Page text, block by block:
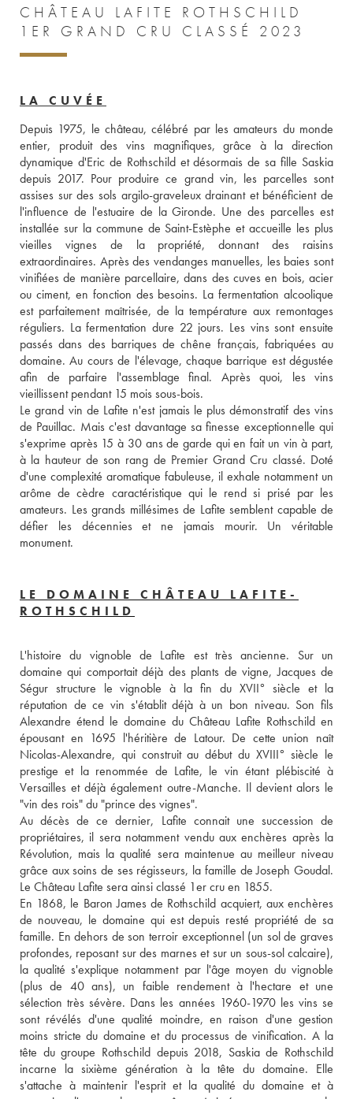
CHÂTEAU LAFITE ROTHSCHILD
1ER GRAND CRU CLASSÉ 2023
LA CUVÉE
Depuis 1975, le château, célébré par les amateurs du monde
entier, produit des vins magnifiques, grâce à la direction
dynamique d'Eric de Rothschild et désormais de sa fille Saskia
depuis 2017. Pour produire ce grand vin, les parcelles sont
assises sur des sols argilo-graveleux drainant et bénéficient de
l'influence de l'estuaire de la Gironde. Une des parcelles est
installée sur la commune de Saint-Estèphe et accueille les plus
vieilles vignes de la propriété, donnant des raisins
extraordinaires. Après des vendanges manuelles, les baies sont
vinifiées de manière parcellaire, dans des cuves en bois, acier
ou ciment, en fonction des besoins. La fermentation alcoolique
est parfaitement maîtrisée, de la température aux remontages
réguliers. La fermentation dure 22 jours. Les vins sont ensuite
passés dans des barriques de chêne français, fabriquées au
domaine. Au cours de l'élevage, chaque barrique est dégustée
afin de parfaire l'assemblage final. Après quoi, les vins
vieillissent pendant 15 mois sous-bois.
Le grand vin de Lafite n'est jamais le plus démonstratif des vins
de Pauillac. Mais c'est davantage sa finesse exceptionnelle qui
s'exprime après 15 à 30 ans de garde qui en fait un vin à part,
à la hauteur de son rang de Premier Grand Cru classé. Doté
d'une complexité aromatique fabuleuse, il exhale notamment un
arôme de cèdre caractéristique qui le rend si prisé par les
amateurs. Les grands millésimes de Lafite semblent capable de
défier les décennies et ne jamais mourir. Un véritable
monument.
LE DOMAINE CHÂTEAU LAFITE-
ROTHSCHILD
L'histoire du vignoble de Lafite est très ancienne. Sur un
domaine qui comportait déjà des plants de vigne, Jacques de
Ségur structure le vignoble à la fin du XVII° siècle et la
réputation de ce vin s'établit déjà à un bon niveau. Son fils
Alexandre étend le domaine du Château Lafite Rothschild en
épousant en 1695 l'héritière de Latour. De cette union naît
Nicolas-Alexandre, qui construit au début du XVIII° siècle le
prestige et la renommée de Lafite, le vin étant plébiscité à
Versailles et déjà également outre-Manche. Il devient alors le
"vin des rois" du "prince des vignes".
Au décès de ce dernier, Lafite connait une succession de
propriétaires, il sera notamment vendu aux enchères après la
Révolution, mais la qualité sera maintenue au meilleur niveau
grâce aux soins de ses régisseurs, la famille de Joseph Goudal.
Le Château Lafite sera ainsi classé 1er cru en 1855.
En 1868, le Baron James de Rothschild acquiert, aux enchères
de nouveau, le domaine qui est depuis resté propriété de sa
famille. En dehors de son terroir exceptionnel (un sol de graves
profondes, reposant sur des marnes et sur un sous-sol calcaire),
la qualité s'explique notamment par l'âge moyen du vignoble
(plus de 40 ans), un faible rendement à l'hectare et une
sélection très sévère. Dans les années 1960-1970 les vins se
sont révélés d'une qualité moindre, en raison d'une gestion
moins stricte du domaine et du processus de vinification. A la
tête du groupe Rothschild depuis 2018, Saskia de Rothschild
incarne la sixième génération à la tête du domaine. Elle
s'attache à maintenir l'esprit et la qualité du domaine et à